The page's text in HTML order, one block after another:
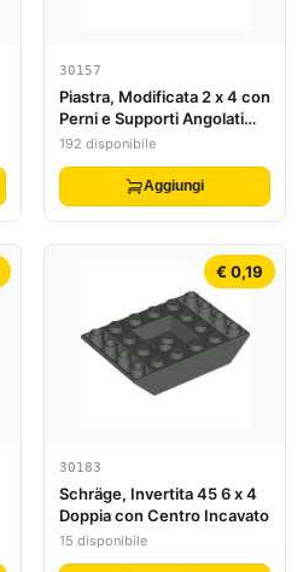
30157
Piastra, Modificata 2 x 4 con
Perni e Supporti Angolati
Sottili
192 disponibile
Aggiungi
€ 0,19
30183
Schräge, Invertita 45 6 x 4
Doppia con Centro Incavato
15 disponibile